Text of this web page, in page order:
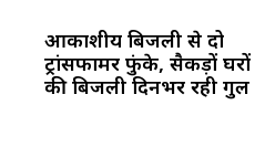
आकाशीय बिजली से दो
ट्रांसफार्मर फुंके, सैकड़ों घरों
की बिजली दिनभर रही गुल